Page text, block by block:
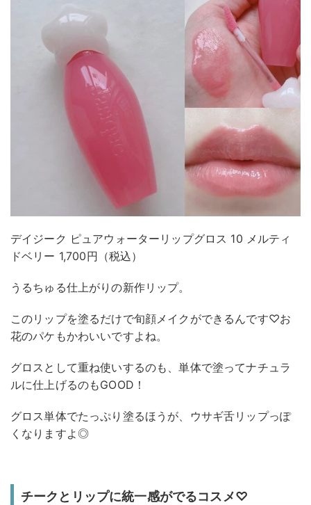
デイジーク ピュアウォーターリップグロス 10 メルティ
ドベリー 1,700円（税込）
うるちゅる仕上がりの新作リップ。
このリップを塗るだけで旬顔メイクができるんです♡お
花のパケもかわいいですよね。
グロスとして重ね使いするのも、単体で塗ってナチュラ
ルに仕上げるのもGOOD！
グロス単体でたっぷり塗るほうが、ウサギ舌リップっぽ
くなりますよ◎
チークとリップに統一感がでるコスメ♡